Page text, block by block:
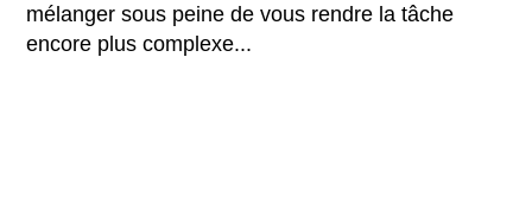
mélanger sous peine de vous rendre la tâche
encore plus complexe...